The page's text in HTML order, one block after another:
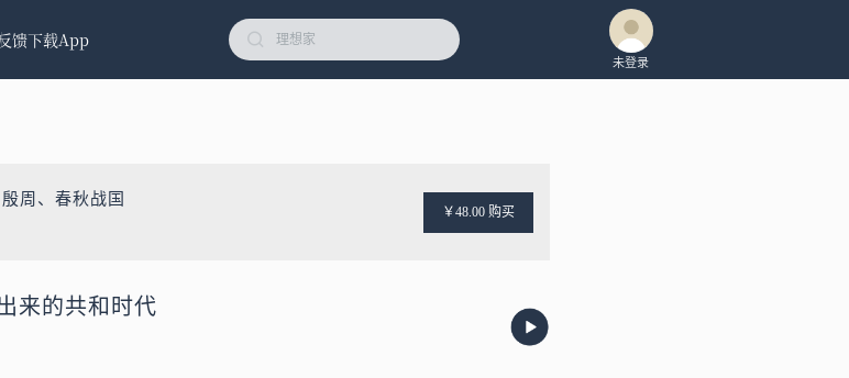
馈下载App
未登录
周、春秋战国
￥48.00 购买
来的共和时代